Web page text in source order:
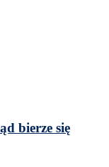
bierze się